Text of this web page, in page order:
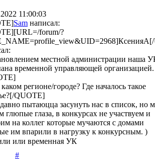
11:00:03
Sam написал:
forum/?
местной администрации наша
временной управляющей организацией.
регионе/городе? Где началось такое
QUOTE]
пытаюцца засунуть нас в список, но
глюпые глаза, в конкурсах не участвуем и
на коллег которые мучаются с домами
им впарили в нагрузку к конкурсным. )
или временная УК
#